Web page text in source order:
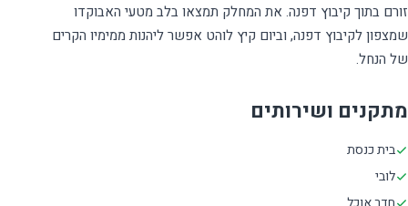
זורם בתוך קיבוץ דפנה. את המחלק תמצאו בלב מטעי האבוקדו
שמצפון לקיבוץ דפנה, וביום קיץ לוהט אפשר ליהנות ממימיו הקרים
של הנחל.
מתקנים ושירותים
בית כנסת
לובי